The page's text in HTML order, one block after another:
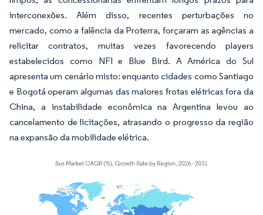
interconexões. Além disso, recentes perturbações no
mercado, como a falência da Proterra, forçaram as agências a
relicitar contratos, muitas vezes favorecendo players
estabelecidos como NFI e Blue Bird. A América do Sul
apresenta um cenário misto: enquanto cidades como Santiago
e Bogotá operam algumas das maiores frotas elétricas fora da
China, a instabilidade econômica na Argentina levou ao
cancelamento de licitações, atrasando o progresso da região
na expansão da mobilidade elétrica.